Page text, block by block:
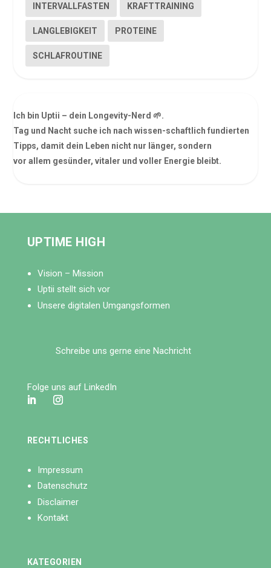
INTERVALLFASTEN KRAFTTRAINING
LANGLEBIGKEIT PROTEINE
SCHLAFROUTINE
Ich bin Uptii – dein Longevity-Nerd 🌱.
Tag und Nacht suche ich nach wissen-schaftlich fundierten
Tipps, damit dein Leben nicht nur länger, sondern
vor allem gesünder, vitaler und voller Energie bleibt.
UPTIME HIGH
Vision – Mission
Uptii stellt sich vor
Unsere digitalen Umgangsformen
Schreibe uns gerne eine Nachricht
Folge uns auf LinkedIn
RECHTLICHES
Impressum
Datenschutz
Disclaimer
Kontakt
KATEGORIEN